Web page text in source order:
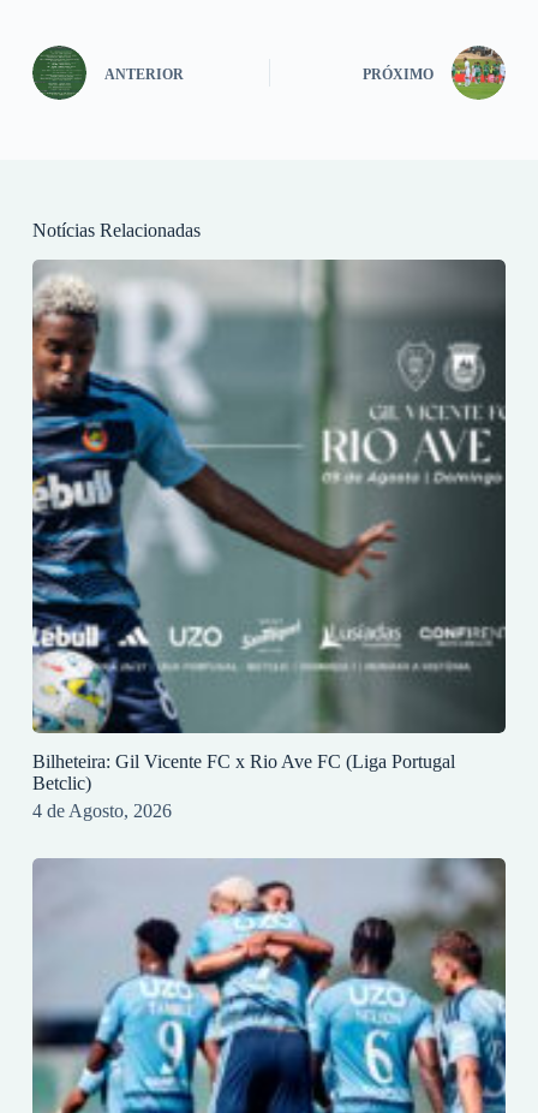
ANTERIOR PRÓXIMO
Notícias Relacionadas
Bilheteira: Gil Vicente FC x Rio Ave FC (Liga Portugal
Betclic)
4 de Agosto, 2026